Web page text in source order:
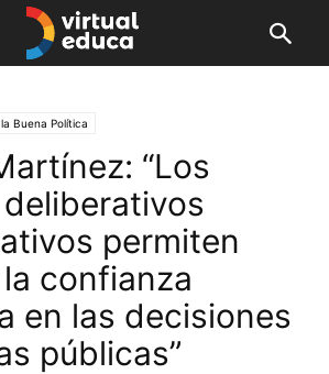
Buena Política
“Los
permiten
confianza
en las decisiones
públicas”